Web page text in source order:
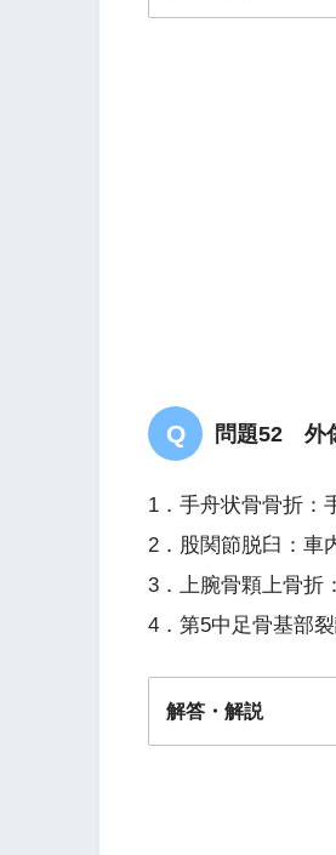
問題52 外
1．手舟状骨骨折：
2．股関節脱臼：車
3．上腕骨顆上骨折
4．第5中足骨基部
解答・解説